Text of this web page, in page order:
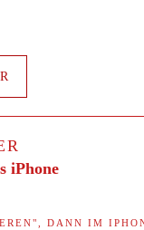
iPhone
DANN IM